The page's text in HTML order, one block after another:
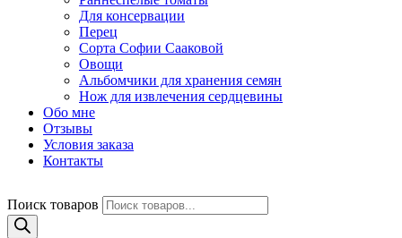
Для консервации
Перец
Сорта Софии Сааковой
Овощи
Альбомчики для хранения семян
Нож для извлечения сердцевины
Обо мне
Отзывы
Условия заказа
Контакты
Поиск товаров